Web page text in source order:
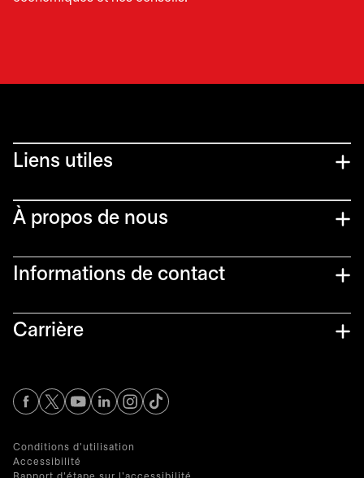
Liens utiles​
À propos de nous
Informations de contact​
Carrière
s’ouvre dans un nouvel onglet
s’ouvre dans un nouvel onglet
s’ouvre dans un nouvel onglet
s’ouvre dans un nouvel onglet
s’ouvre dans un nouvel onglet
Conditions d'utilisation
Accessibilité